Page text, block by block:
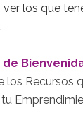
ver los que
de
los Recursos